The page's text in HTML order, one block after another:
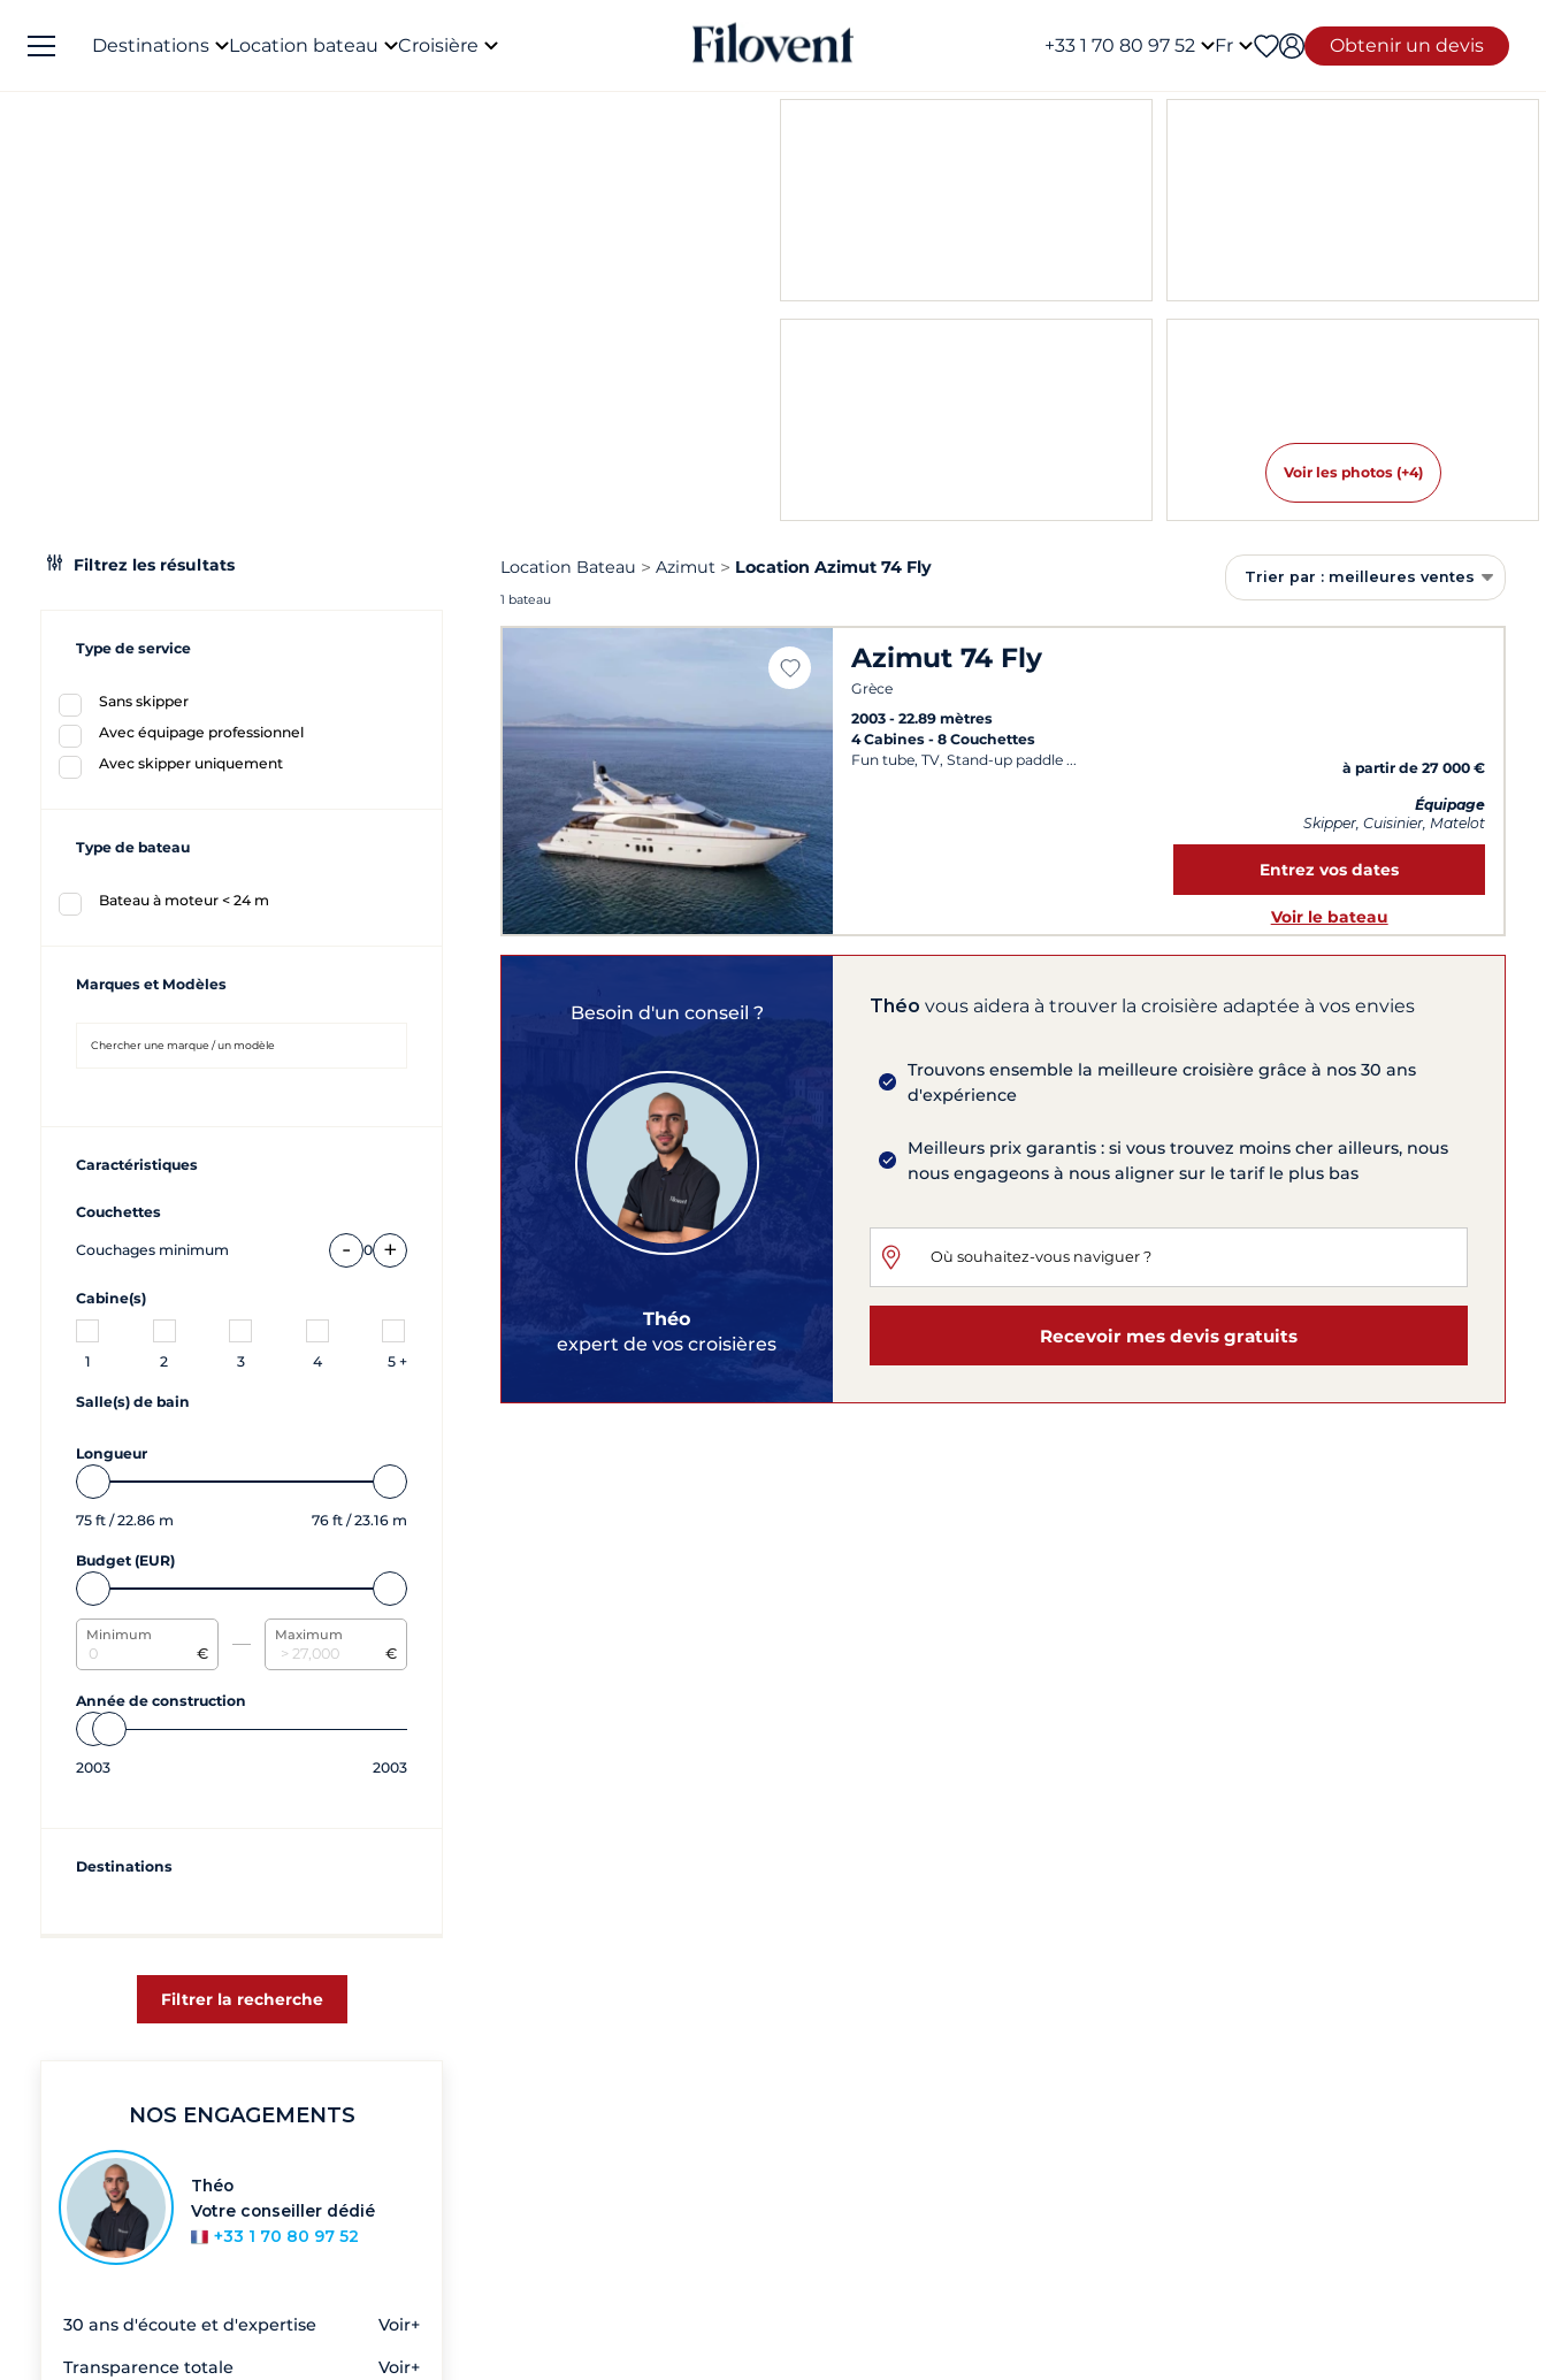
Destinations Location bateau Croisière +33 1 70 80 97 52 Fr Obtenir un devis
Voir les photos (+4)
Filtrez les résultats
Type de service
Sans skipper
Avec équipage professionnel
Avec skipper uniquement
Type de bateau
Bateau à moteur < 24 m
Marques et Modèles
Caractéristiques
Couchettes
Couchages minimum - 0 +
Cabine(s)
1 2 3 4 5 +
Salle(s) de bain
Longueur
75 ft /22.86 m 76 ft /23.16 m
Budget (EUR)
Minimum
€
Maximum
€
Année de construction
2003 2003
Destinations
Filtrer la recherche
NOS ENGAGEMENTS
Théo
Votre conseiller dédié
+33 1 70 80 97 52
30 ans d'écoute et d'expertise Voir+
Transparence totale Voir+
Location Bateau Azimut Location Azimut 74 Fly
1 bateau
Trier par : meilleures ventes
Azimut 74 Fly
Grèce
2003
22.89 mètres
4 Cabines 8 Couchettes
Fun tube, TV, Stand-up paddle
à partir de 27 000 €
Équipage
Skipper, Cuisinier, Matelot
Entrez vos dates
Voir le bateau
Besoin d'un conseil ?
Théo
expert de vos croisières
Théo vous aidera à trouver la croisière adaptée à vos envies
Trouvons ensemble la meilleure croisière grâce à nos 30 ans
d'expérience
Meilleurs prix garantis : si vous trouvez moins cher ailleurs, nous
nous engageons à nous aligner sur le tarif le plus bas
Recevoir mes devis gratuits